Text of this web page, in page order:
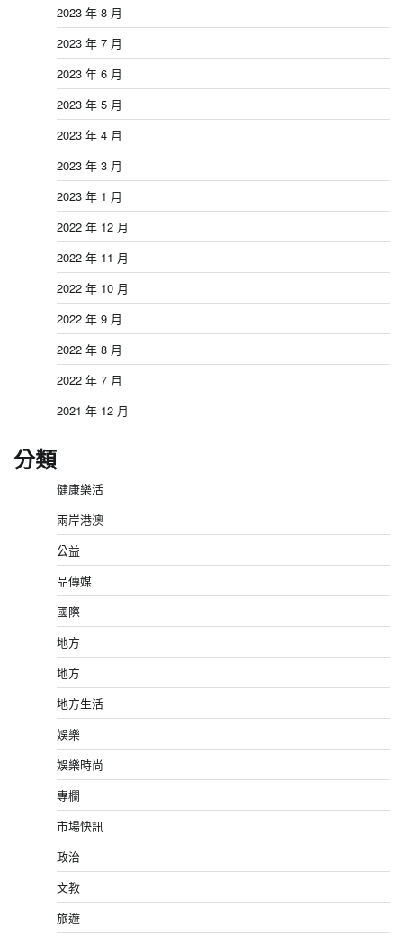
2023 年 8 月
2023 年 7 月
2023 年 6 月
2023 年 5 月
2023 年 4 月
2023 年 3 月
2023 年 1 月
2022 年 12 月
2022 年 11 月
2022 年 10 月
2022 年 9 月
2022 年 8 月
2022 年 7 月
2021 年 12 月
分類
健康樂活
兩岸港澳
公益
品傳媒
國際
地方
地方
地方生活
娛樂
娛樂時尚
專欄
市場快訊
政治
文教
旅遊